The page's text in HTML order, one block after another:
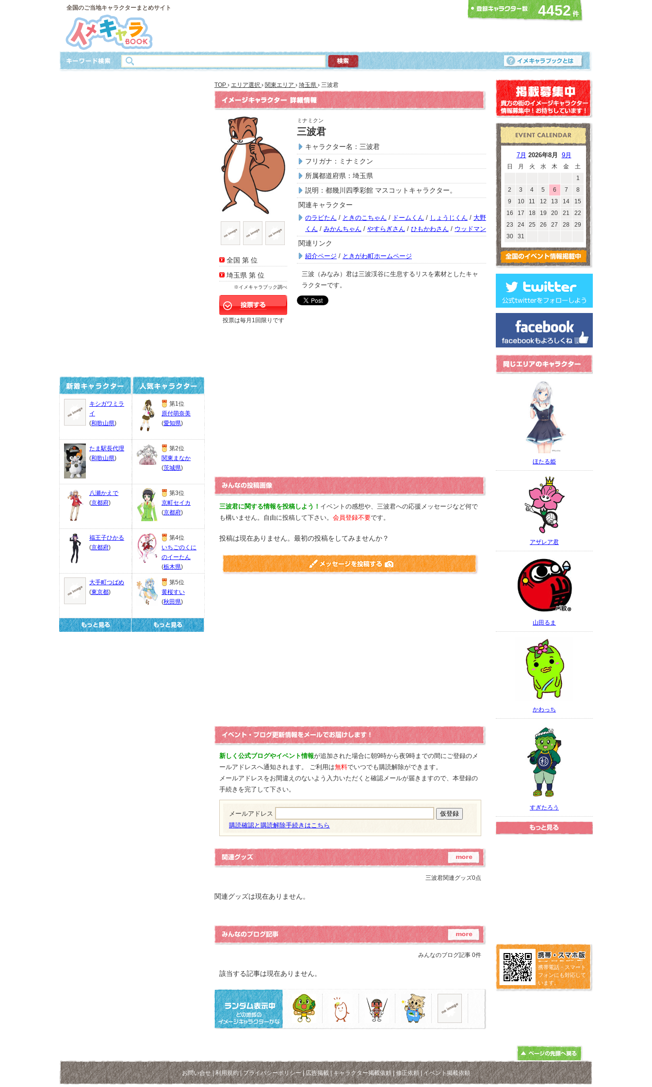
全国のご当地キャラクターまとめサイト 4452
キシガワミラ
イ
(和歌山県)
たま駅長代理
(和歌山県)
八瀬かえで
(京都府)
福王子ひかる
(京都府)
大手町つばめ
(東京都)
第1位
原付萌奈美
(愛知県)
第2位
関東まなか
(茨城県)
第3位
京町セイカ
(京都府)
第4位
いちごのくに
のイーたん
(栃木県)
第5位
黄桜すい
(秋田県)
TOP › エリア選択 › 関東エリア › 埼玉県 › 三波君
全国 第 位
埼玉県 第 位
※イメキャラブック調べ
投票は毎月1回限りです
ミナミクン
三波君
キャラクター名：三波君
フリガナ：ミナミクン
所属都道府県：埼玉県
説明：都幾川四季彩館 マスコットキャラクター。
関連キャラクター
のラビたん / ときのこちゃん / ドームくん / しょうじくん / 大野
くん / みかんちゃん / やすらぎさん / ひもかわさん / ウッドマン
関連リンク
紹介ページ / ときがわ町ホームページ
三波（みなみ）君は三波渓谷に生息するリスを素材としたキャ
ラクターです。
三波君に関する情報を投稿しよう！ イベントの感想や、三波君への応援メッセージなど何で
も構いません。自由に投稿して下さい。 会員登録不要です。
投稿は現在ありません。最初の投稿をしてみませんか？
新しく公式ブログやイベント情報が追加された場合に朝9時から夜9時までの間にご登録のメ
ールアドレスへ通知されます。 ご利用は無料でいつでも購読解除ができます。
メールアドレスをお間違えのないよう入力いただくと確認メールが届きますので、本登録の
手続きを完了して下さい。
メールアドレス
購読確認と購読解除手続きはこちら
三波君関連グッズ0点
関連グッズは現在ありません。
みんなのブログ記事 0件
該当する記事は現在ありません。
7月 2026年8月 9月
日 月 火 水 木 金
土
1
2
3 4 5 6 7
8
9
10 11 12 13 14
15
16
17 18 19 20 21
22
23
24 25 26 27 28
29
30
31
ほたる姫
アザレア君
山田るま
かわっち
すぎたろう
携帯電話・スマート
フォンにも対応して
います。
お問い合せ|利用規約|プライバシーポリシー|広告掲載|キャラクター掲載依頼|修正依頼|イベント掲載依頼